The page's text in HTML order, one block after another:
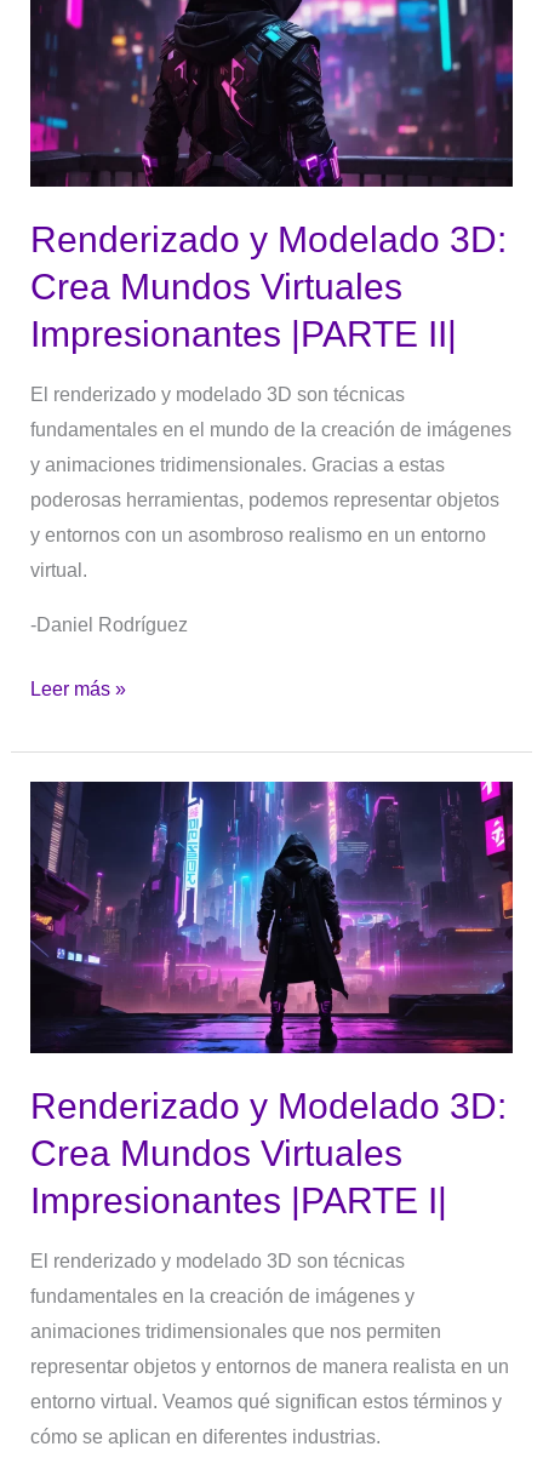
Renderizado y Modelado 3D:
Crea Mundos Virtuales
Impresionantes |PARTE II|
El renderizado y modelado 3D son técnicas
fundamentales en el mundo de la creación de imágenes
y animaciones tridimensionales. Gracias a estas
poderosas herramientas, podemos representar objetos
y entornos con un asombroso realismo en un entorno
virtual.
-Daniel Rodríguez
3D:
Crea
Mundos
Virtuales
Impresionantes
II|
Leer más »
Renderizado y Modelado 3D:
Crea Mundos Virtuales
Impresionantes |PARTE I|
El renderizado y modelado 3D son técnicas
fundamentales en la creación de imágenes y
animaciones tridimensionales que nos permiten
representar objetos y entornos de manera realista en un
entorno virtual. Veamos qué significan estos términos y
cómo se aplican en diferentes industrias.
Renderizado
Modelado
3D:
Crea
Mundos
Virtuales
Impresionantes
I|